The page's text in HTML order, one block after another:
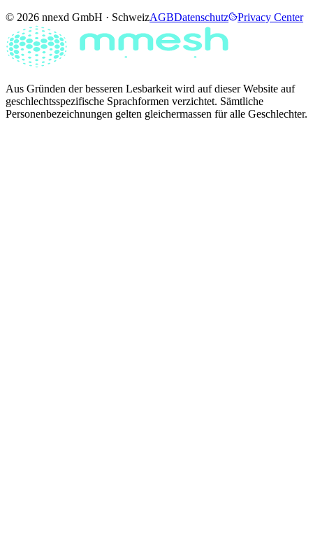
© 2026 nnexd GmbH · SchweizAGBDatenschutz Privacy Center
Aus Gründen der besseren Lesbarkeit wird auf dieser Website auf
geschlechtsspezifische Sprachformen verzichtet. Sämtliche
Personenbezeichnungen gelten gleichermassen für alle Geschlechter.